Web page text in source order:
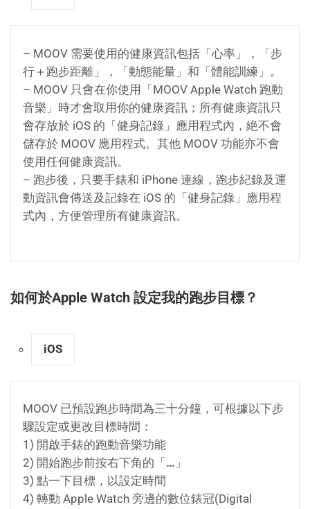
– MOOV 需要使用的健康資訊包括「心率」，「步
行＋跑步距離」，「動態能量」和「體能訓練」。
– MOOV 只會在你使用「MOOV Apple Watch 跑動
音樂」時才會取用你的健康資訊；所有健康資訊只
會存放於 iOS 的「健身記錄」應用程式內，絶不會
儲存於 MOOV 應用程式。其他 MOOV 功能亦不會
使用任何健康資訊。
– 跑步後，只要手錶和 iPhone 連線，跑步紀錄及運
動資訊會傳送及記錄在 iOS 的「健身記錄」應用程
式內，方便管理所有健康資訊。
如何於Apple Watch 設定我的跑步目標？
iOS
MOOV 已預設跑步時間為三十分鐘，可根據以下步
驟設定或更改目標時間：
1) 開啟手錶的跑動音樂功能
2) 開始跑步前按右下角的「 … 」
3) 點一下目標，以設定時間
4) 轉動 Apple Watch 旁邊的數位錶冠(Digital